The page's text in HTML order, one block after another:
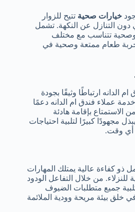
خيارات صحية تتيح للزوار
دون التنازل عن النكهة. تشمل
وصحية تتناسب مع مختلف
تجربة طعام ممتعة وصحية في
الدانه ارتباطًا وثيقًا بجودة
عملاء فندق ام الدانه دعمًا
الاستمتاع بإقامة هادئة
مجهودًا كبيرًا لتلبية احتياجات
أي وقت.
ذو كفاءة عالية يمتلك المهارات
للنزلاء. من خلال التفاعل الودود
جميع متطلبات الضيوف
خلق بيئة مريحة وودية الملائمة